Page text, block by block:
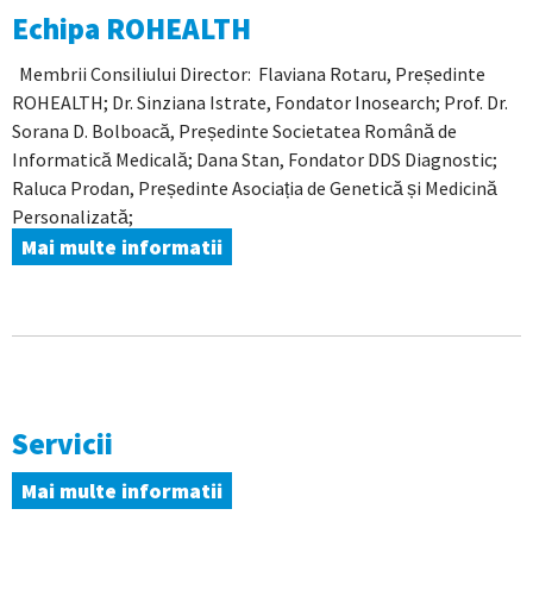
Echipa ROHEALTH
Membrii Consiliului Director: Flaviana Rotaru, Președinte
ROHEALTH; Dr. Sinziana Istrate, Fondator Inosearch; Prof. Dr.
Sorana D. Bolboacă, Președinte Societatea Română de
Informatică Medicală; Dana Stan, Fondator DDS Diagnostic;
Raluca Prodan, Președinte Asociația de Genetică și Medicină
Personalizată;
Mai multe informatii
Servicii
Mai multe informatii